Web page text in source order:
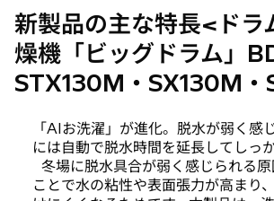
新製品の主な特長<ドラ
燥機「ビッグドラム」
STX130M・SX130M
「AIお洗濯」が進化。脱水が弱く感
には自動で脱水時間を延長してしっ
冬場に脱水具合が弱く感じられる
ことで水の粘性や表面張力が高まり